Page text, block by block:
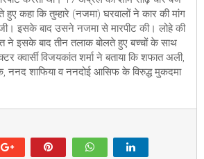
कहा कि तुम्हारे (नजमा) घरवालों ने कार की मांग
इसके बाद उसने नजमा से मारपीट की। लोहे की
ने इसके बाद तीन तलाक बोलते हुए बच्चों के साथ
क्वार्सी विजयकांत शर्मा ने बताया कि शफात अली,
शाफिया व ननदोई आसिफ के विरुद्ध मुकदमा